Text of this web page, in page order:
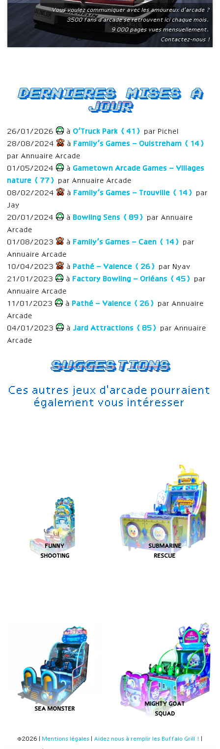
Vous voulez communiquer avec les amoureux d'arcade ?
3500 fans d'arcade se retrouvent ici chaque mois.
9 000 pages vues mensuellement.
Contactez-nous !
Suggestions
Ces autres jeux d'arcade pourraient
également vous intéresser
FUNNY
SHOOTING
SUBMARINE
RESCUE
SEA MONSTER
MIGHTY GOAT
SQUAD
Dernieres mises a
jour
26/01/2026 à O’Truck Park (41)
par Pichel
28/08/2024
à Family’s Games – Ouistreham (14)
par Annuaire Arcade
01/05/2024
à Gametown Arcade Games – Villages
nature (77)
par Annuaire Arcade
08/02/2024
à Family’s Games – Trouville (14)
par
Jay
20/01/2024
à Bowling Sens (89)
par Annuaire
Arcade
01/08/2023
à Family’s Games – Caen (14)
par
Annuaire Arcade
10/04/2023
à Pathé – Valence (26)
par Nyav
21/01/2023
à Factory Bowling – Orléans (45)
par
Annuaire Arcade
11/01/2023
à Pathé – Valence (26)
par Annuaire
Arcade
04/01/2023
à Jard Attractions (85)
par Annuaire
Arcade
©2026 | Mentions légales Aidez nous à remplir les Buffalo Grill !